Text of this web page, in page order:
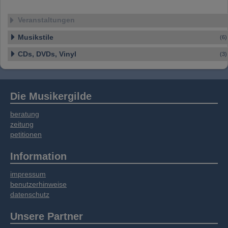
Veranstaltungen
Musikstile (6)
CDs, DVDs, Vinyl (3)
Die Musikergilde
beratung
zeitung
petitionen
Information
impressum
benutzerhinweise
datenschutz
Unsere Partner